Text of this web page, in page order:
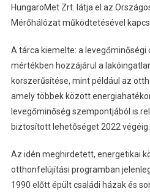
HungaroMet Zrt. látja el az
Mérőhálózat működtetésével
A tárca kiemelte: a levegőminőségi
mértékben hozzájárul a
korszerűsítése, mint például az
amely többek között
levegőminőség szempontjából is
biztosított lehetőséget 2022 végéig.
Az idén meghirdetett, energetikai
otthonfelújítási programban
1990 előtt épült családi házak és